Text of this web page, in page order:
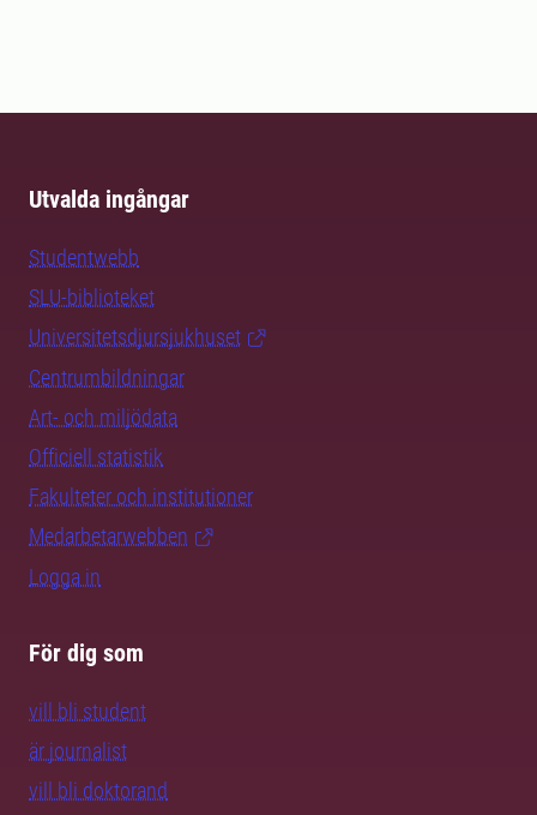
Utvalda ingångar
Studentwebb
SLU-biblioteket
Universitetsdjursjukhuset
Centrumbildningar
Art- och miljödata
Officiell statistik
Fakulteter och institutioner
Medarbetarwebben
Logga in
För dig som
vill bli student
är journalist
vill bli doktorand